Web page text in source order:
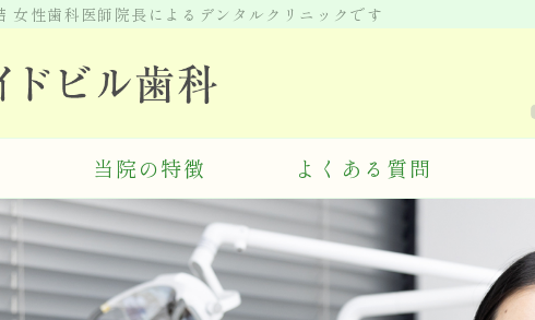
東京都千代田区
女性歯科医師院長によるデンタルクリニックです
当院の特徴 よくある質問